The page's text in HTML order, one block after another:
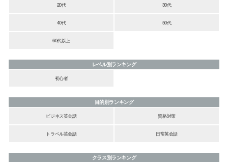
20代
30代
40代 50代
60代以上
レベル別ランキング
初心者
目的別ランキング
ビジネス英会話
資格対策
トラベル英会話 日常英会話
クラス別ランキング